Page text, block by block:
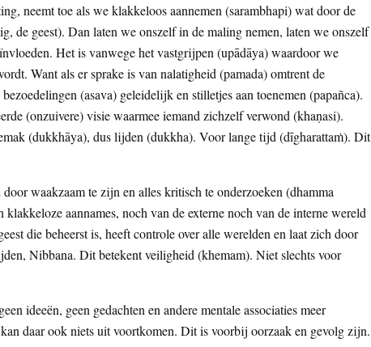
neemt toe als we klakkeloos aannemen (sarambhapi) wat door de
de geest). Dan laten we onszelf in de maling nemen, laten we onszelf
Het is vanwege het vastgrijpen (upādāya) waardoor we
Want als er sprake is van nalatigheid (pamada) omtrent de
(asava) geleidelijk en stilletjes aan toenemen (papañca).
(onzuivere) visie waarmee iemand zichzelf verwond (khaṇasi).
(dukkhāya), dus lijden (dukkha). Voor lange tijd (dīgharattaṁ). Dit
waakzaam te zijn en alles kritisch te onderzoeken (dhamma
aannames, noch van de externe noch van de interne wereld
die beheerst is, heeft controle over alle werelden en laat zich door
Nibbana. Dit betekent veiligheid (khemam). Niet slechts voor
ideeën, geen gedachten en andere mentale associaties meer
daar ook niets uit voortkomen. Dit is voorbij oorzaak en gevolg zijn.